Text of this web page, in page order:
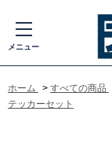
メニュー
ホーム > すべての商品
テッカーセット